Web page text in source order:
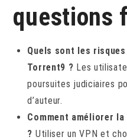
questions
Quels sont les
Torrent9 ? Les
poursuites judiciaires
d’auteur.
Comment améliorer
? Utiliser un VPN et